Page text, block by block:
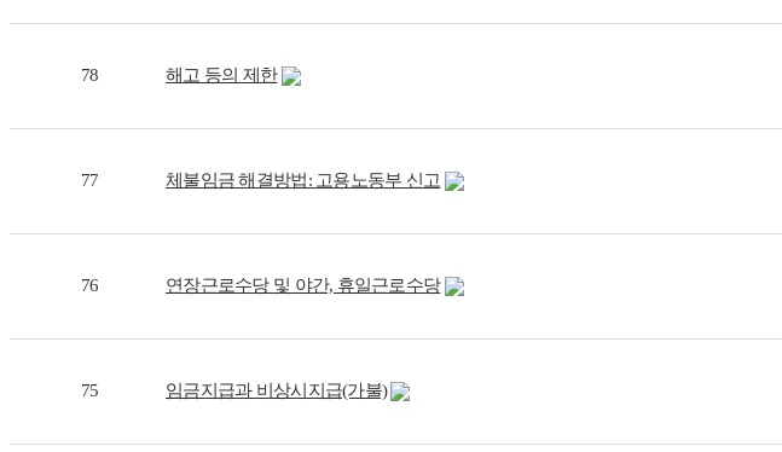
78 해고 등의 제한
77 체불임금 해결방법: 고용노동부 신고
76 연장근로수당 및 야간, 휴일근로수당
75 임금지급과 비상시지급(가불)